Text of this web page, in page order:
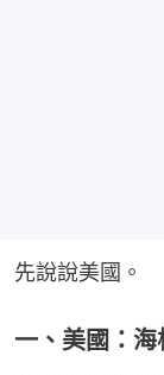
先說說美國。
一、美國：